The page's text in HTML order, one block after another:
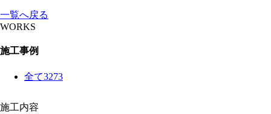
一覧へ戻る
WORKS
施工事例
全て3273
施工内容